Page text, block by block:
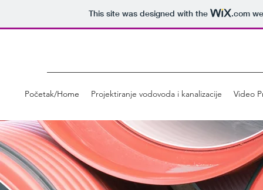
This site was designed with the .com
Početak/Home Projektiranje vodovoda i kanalizacije Video